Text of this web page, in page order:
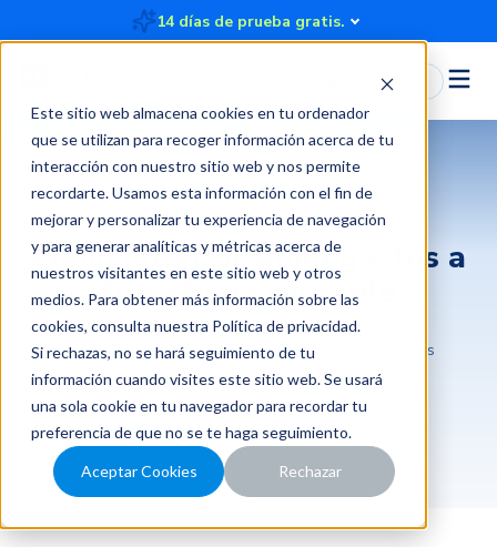
Este sitio web almacena cookies en tu ordenador
que se utilizan para recoger información acerca de tu
interacción con nuestro sitio web y nos permite
recordarte. Usamos esta información con el fin de
mejorar y personalizar tu experiencia de navegación
y para generar analíticas y métricas acerca de
nuestros visitantes en este sitio web y otros
medios. Para obtener más información sobre las
cookies, consulta nuestra Política de privacidad.
Si rechazas, no se hará seguimiento de tu
información cuando visites este sitio web. Se usará
una sola cookie en tu navegador para recordar tu
preferencia de que no se te haga seguimiento.
Aceptar Cookies Rechazar
14 días de prueba gratis.
Iniciar Sesión
Cómo integrar Rindegastos a
tu sistema contable
2017-10-04 20:40:00 2 minutos Rindegastos